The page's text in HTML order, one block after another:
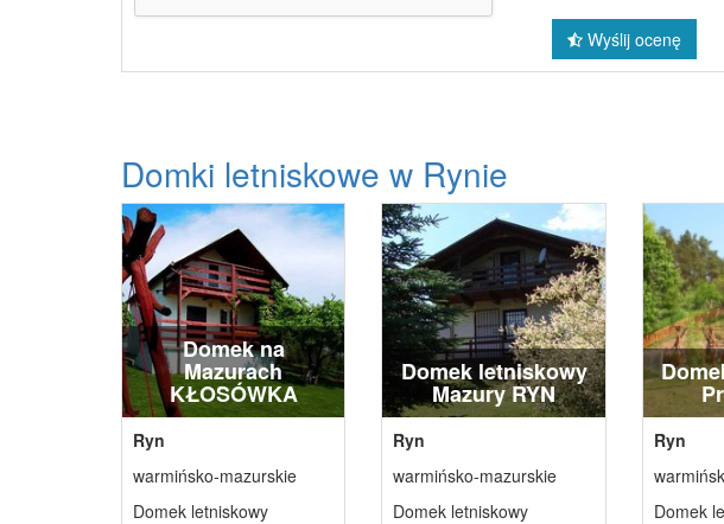
Wyślij ocenę
Domki letniskowe w Rynie
Domek na
Mazurach
KŁOSÓWKA
Ryn
warmińsko-mazurskie
Domek letniskowy
Domek letniskowy
Mazury RYN
Ryn
warmińsko-mazurskie
Domek letniskowy
Ryn
Domek